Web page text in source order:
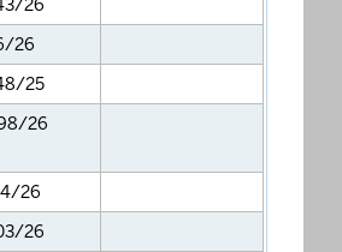
26
26
25
26
26
26